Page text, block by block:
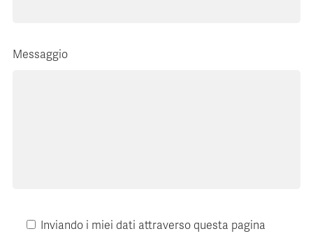
Messaggio
Inviando i miei dati attraverso questa pagina